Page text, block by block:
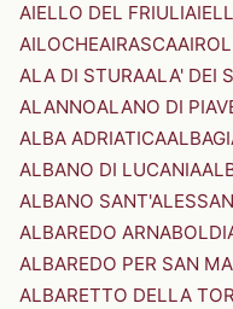
AIELLO DEL FRIULI
AILOCHEAIRASCA
ALA DI STURAALA' DEI
ALANNOALANO DI
ALBA ADRIATICA
ALBANO DI LUCANIA
ALBANO
ALBAREDO ARNABOLDI
ALBAREDO PER SAN
ALBARETTO DELLA